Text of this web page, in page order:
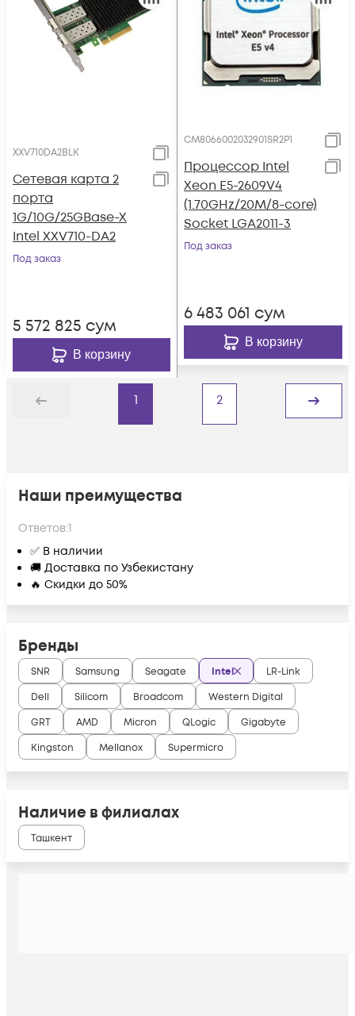
XXV710DA2BLK
Сетевая карта 2
порта
1G/10G/25GBase-X
Intel XXV710-DA2
Под заказ
5 572 825 сум
В корзину
CM8066002032901SR2P1
Процессор Intel
Xeon E5-2609V4
(1.70GHz/20M/8-core)
Socket LGA2011-3
Под заказ
6 483 061 сум
В корзину
Назад
1 2
Дальше
Наши преимущества
Ответов:1
✅ В наличии
🚚 Доставка по Узбекистану
🔥 Скидки до 50%
Бренды
SNR Samsung Seagate Intel
LR-Link
Dell
Silicom Broadcom
Western Digital
GRT
AMD Micron QLogic
Gigabyte
Kingston
Mellanox Supermicro
Наличие в филиалах
Ташкент